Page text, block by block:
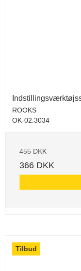
ROOKS
OK-02.3034
455 DKK
366 DKK
Tilbud